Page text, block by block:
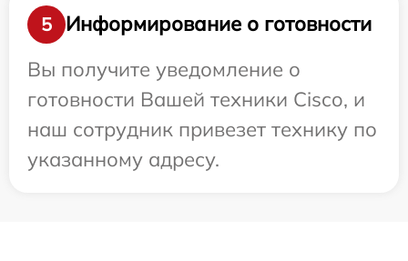
5
Информирование о готовности
Вы получите уведомление о
готовности Вашей техники Cisco, и
наш сотрудник привезет технику по
указанному адресу.